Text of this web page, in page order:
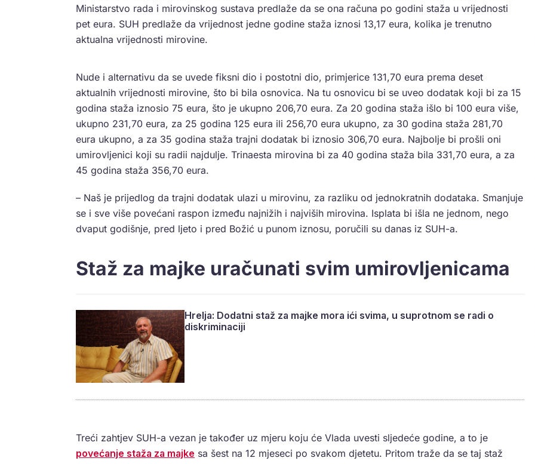
Ministarstvo rada i mirovinskog sustava predlaže da se ona računa po godini staža u vrijednosti
pet eura. SUH predlaže da vrijednost jedne godine staža iznosi 13,17 eura, kolika je trenutno
aktualna vrijednosti mirovine.
Nude i alternativu da se uvede fiksni dio i postotni dio, primjerice 131,70 eura prema deset
aktualnih vrijednosti mirovine, što bi bila osnovica. Na tu osnovicu bi se uveo dodatak koji bi za 15
godina staža iznosio 75 eura, što je ukupno 206,70 eura. Za 20 godina staža išlo bi 100 eura više,
ukupno 231,70 eura, za 25 godina 125 eura ili 256,70 eura ukupno, za 30 godina staža 281,70
eura ukupno, a za 35 godina staža trajni dodatak bi iznosio 306,70 eura. Najbolje bi prošli oni
umirovljenici koji su radii najdulje. Trinaesta mirovina bi za 40 godina staža bila 331,70 eura, a za
45 godina staža 356,70 eura.
– Naš je prijedlog da trajni dodatak ulazi u mirovinu, za razliku od jednokratnih dodataka. Smanjuje
se i sve više povećani raspon između najnižih i najviših mirovina. Isplata bi išla ne jednom, nego
dvaput godišnje, pred ljeto i pred Božić u punom iznosu, poručili su danas iz SUH-a.
Staž za majke uračunati svim umirovljenicama
Hrelja: Dodatni staž za majke mora ići svima, u suprotnom se radi o
diskriminaciji
Treći zahtjev SUH-a vezan je također uz mjeru koju će Vlada uvesti sljedeće godine, a to je
povećanje staža za majke sa šest na 12 mjeseci po svakom djetetu. Pritom traže da se taj staž